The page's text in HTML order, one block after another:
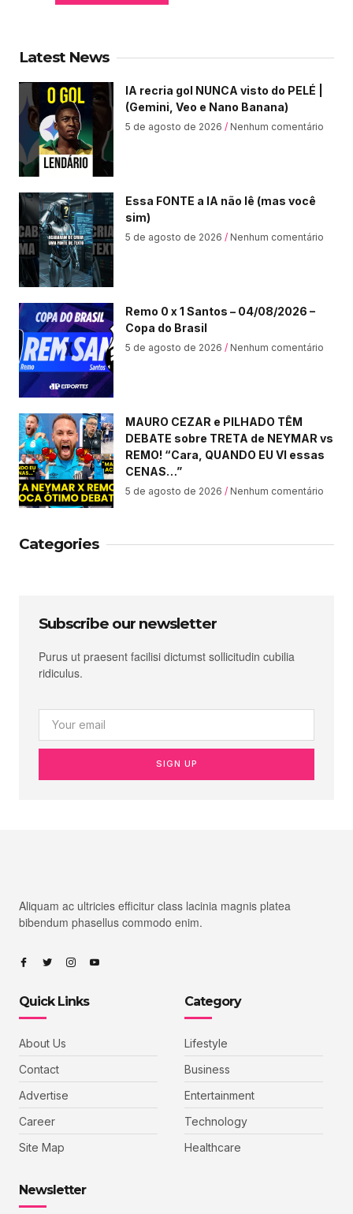
Latest News
IA recria gol NUNCA visto do PELÉ |
(Gemini, Veo e Nano Banana)
5 de agosto de 2026 Nenhum comentário
Essa FONTE a IA não lê (mas você
sim)
5 de agosto de 2026 Nenhum comentário
Remo 0 x 1 Santos – 04/08/2026 –
Copa do Brasil
5 de agosto de 2026 Nenhum comentário
MAURO CEZAR e PILHADO TÊM
DEBATE sobre TRETA de NEYMAR vs
REMO! “Cara, QUANDO EU VI essas
CENAS…”
5 de agosto de 2026 Nenhum comentário
Categories
Subscribe our newsletter
Purus ut praesent facilisi dictumst sollicitudin cubilia
ridiculus.
SIGN UP
Aliquam ac ultricies efficitur class lacinia magnis platea
bibendum phasellus commodo enim.
Quick Links
About Us
Contact
Advertise
Career
Site Map
Category
Lifestyle
Business
Entertainment
Technology
Healthcare
Newsletter